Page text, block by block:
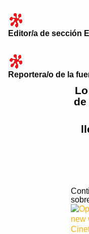
Editor/a de sección
Reportera/o de la
de